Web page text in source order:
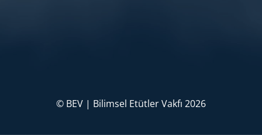
© BEV | Bilimsel Etütler Vakfı 2026